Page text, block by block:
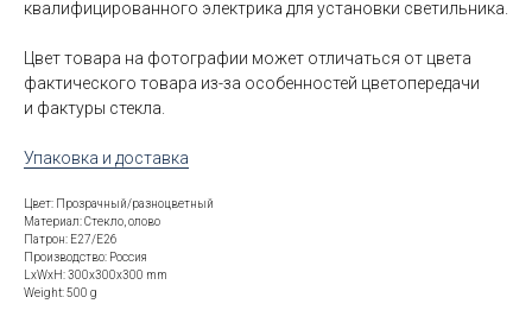
квалифицированного электрика для установки светильника.
Цвет товара на фотографии может отличаться от цвета
фактического товара из-за особенностей цветопередачи
и фактуры стекла.
Упаковка и доставка
Цвет: Прозрачный/разноцветный
Материал: Стекло, олово
Патрон: E27/E26
Производство: Россия
LxWxH: 300x300x300 mm
Weight: 500 g